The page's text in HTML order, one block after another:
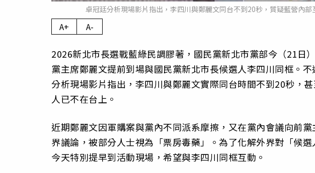
卓冠廷分析現場影片指出，李四川與鄭麗文同台不到20秒，質疑藍營內部
A+ A-
2026新北市長選戰藍綠民調膠著，國民黨新北市黨部今（21日
黨主席鄭麗文提前到場與國民黨新北市長候選人李四川同框。
分析現場影片指出，李四川與鄭麗文實際同台時間不到20秒，
人已不在台上。
近期鄭麗文因軍購案與黨內不同派系摩擦，又在黨內會議向前
界議論，被部分人士視為「票房毒藥」。為了化解外界對「候
今天特別提早到活動現場，希望與李四川同框互動。